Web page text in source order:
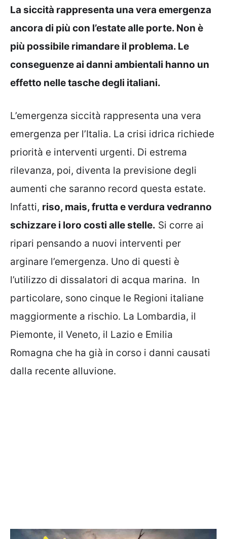
La siccità rappresenta una vera emergenza
ancora di più con l’estate alle porte. Non è
più possibile rimandare il problema. Le
conseguenze ai danni ambientali hanno un
effetto nelle tasche degli italiani.
L’emergenza siccità rappresenta una vera
emergenza per l’Italia. La crisi idrica richiede
priorità e interventi urgenti. Di estrema
rilevanza, poi, diventa la previsione degli
aumenti che saranno record questa estate.
Infatti, riso, mais, frutta e verdura vedranno
schizzare i loro costi alle stelle. Si corre ai
ripari pensando a nuovi interventi per
arginare l’emergenza. Uno di questi è
l’utilizzo di dissalatori di acqua marina. In
particolare, sono cinque le Regioni italiane
maggiormente a rischio. La Lombardia, il
Piemonte, il Veneto, il Lazio e Emilia
Romagna che ha già in corso i danni causati
dalla recente alluvione.